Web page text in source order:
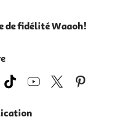
de fidélité Waaoh!